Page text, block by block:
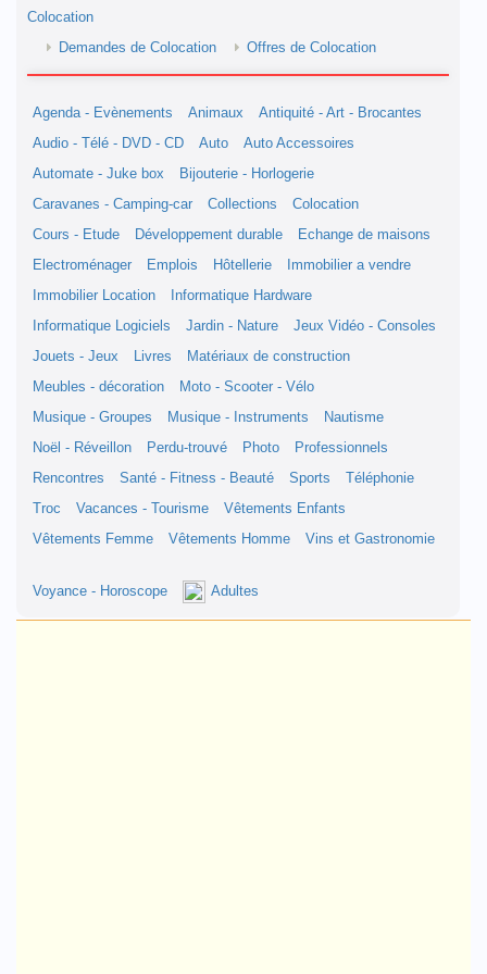
Colocation
Demandes de Colocation
Offres de Colocation
Agenda - Evènements Animaux
Antiquité - Art - Brocantes
Audio - Télé - DVD - CD
Auto
Auto Accessoires
Automate - Juke box
Bijouterie - Horlogerie
Caravanes - Camping-car
Collections
Colocation
Cours - Etude
Développement durable
Echange de maisons
Electroménager
Emplois Hôtellerie
Immobilier a vendre
Immobilier Location
Informatique Hardware
Informatique Logiciels
Jardin - Nature
Jeux Vidéo - Consoles
Jouets - Jeux
Livres
Matériaux de construction
Meubles - décoration
Moto - Scooter - Vélo
Musique - Groupes
Musique - Instruments
Nautisme
Noël - Réveillon
Perdu-trouvé Photo
Professionnels
Rencontres
Santé - Fitness - Beauté Sports
Téléphonie
Troc
Vacances - Tourisme
Vêtements Enfants
Vêtements Femme
Vêtements Homme Vins et Gastronomie
Voyance - Horoscope Adultes